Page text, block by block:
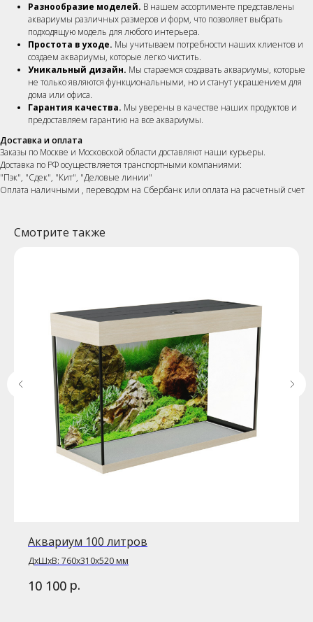
Разнообразие моделей. В нашем ассортименте представлены
аквариумы различных размеров и форм, что позволяет выбрать
подходящую модель для любого интерьера.
Простота в уходе. Мы учитываем потребности наших клиентов и
создаем аквариумы, которые легко чистить.
Уникальный дизайн. Мы стараемся создавать аквариумы, которые
не только являются функциональными, но и станут украшением для
дома или офиса.
Гарантия качества. Мы уверены в качестве наших продуктов и
предоставляем гарантию на все аквариумы.
Доставка и оплата
Заказы по Москве и Московской области доставляют наши курьеры.
Доставка по РФ осуществляется транспортными компаниями:
"Пэк", "Сдек", "Кит", "Деловые линии"
Оплата наличными , переводом на Сбербанк или оплата на расчетный счет
Смотрите также
Аквариум 100 литров
ДxШxВ: 760x310x520 мм
10 100 р.